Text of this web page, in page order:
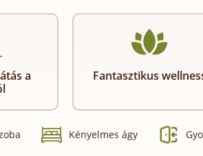
a
Fantasztikus
Kényelmes ágy